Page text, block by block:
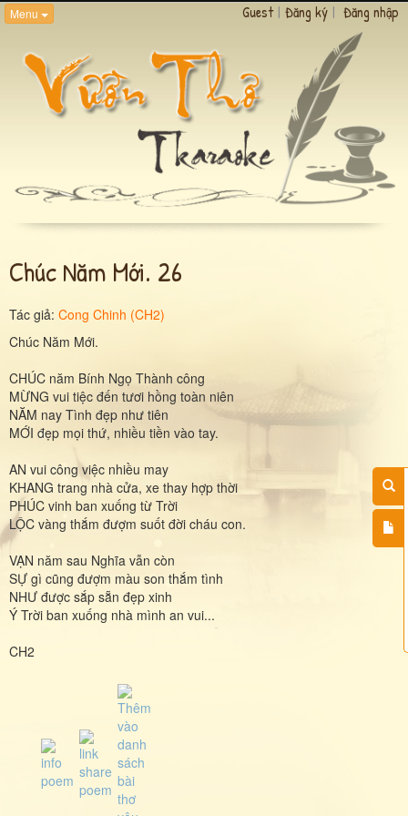
Menu Guest | Đăng ký | Đăng nhập
Chúc Năm Mới. 26
Tác giả: Cong Chinh (CH2)
Chúc Năm Mới.
CHÚC năm Bính Ngọ Thành công
MỪNG vui tiệc đến tươi hồng toàn niên
NĂM nay Tình đẹp như tiên
MỚI đẹp mọi thứ, nhiều tiền vào tay.
AN vui công việc nhiều may
KHANG trang nhà cửa, xe thay hợp thời
PHÚC vinh ban xuống từ Trời
LỘC vàng thắm đượm suốt đời cháu con.
VẠN năm sau Nghĩa vẫn còn
SỰ gì cũng đượm màu son thắm tình
NHƯ được sắp sẵn đẹp xinh
Ý Trời ban xuống nhà mình an vui...
CH2